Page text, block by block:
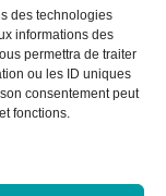
des technologies
informations des
permettra de traiter
ou les ID uniques
consentement peut
fonctions.